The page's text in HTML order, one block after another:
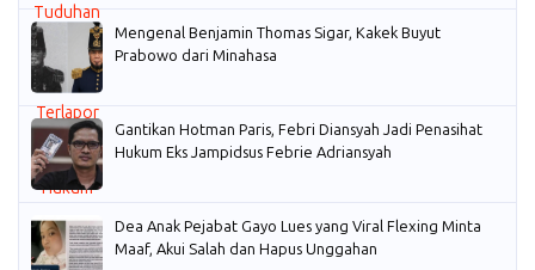
Mengenal Benjamin Thomas Sigar, Kakek Buyut
Prabowo dari Minahasa
Gantikan Hotman Paris, Febri Diansyah Jadi Penasihat
Hukum Eks Jampidsus Febrie Adriansyah
Dea Anak Pejabat Gayo Lues yang Viral Flexing Minta
Maaf, Akui Salah dan Hapus Unggahan